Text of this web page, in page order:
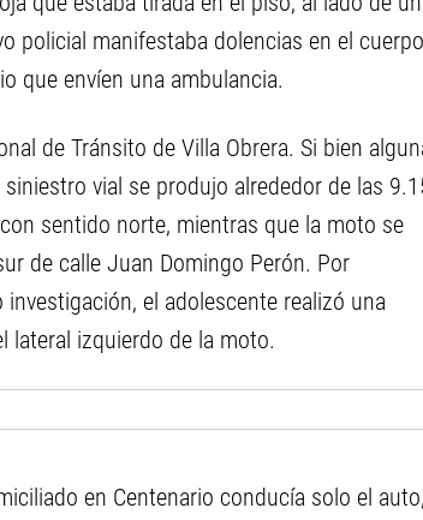
policial manifestaba dolencias en el cuerpo
que envíen una ambulancia.
de Tránsito de Villa Obrera. Si bien
vial se produjo alrededor de las
sentido norte, mientras que la moto se
de calle Juan Domingo Perón. Por
el adolescente realizó una
lateral izquierdo de la moto.
en Centenario conducía solo el auto,